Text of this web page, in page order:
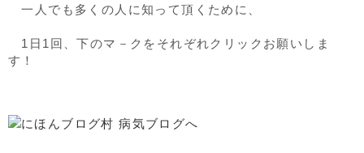
一人でも多くの人に知って頂くために、
1日1回、下のマ－クをそれぞれクリックお願いしま
す！